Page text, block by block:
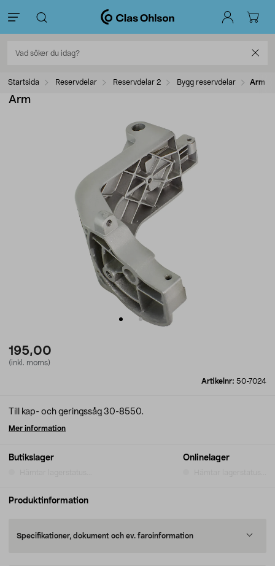
Startsida Reservdelar Reservdelar 2 Bygg reservdelar Arm
Arm
195,00
(inkl. moms)
Artikelnr: 50-7024
Butikslager Onlinelager
Till kap- och geringssåg 30-8550.
Mer information
Produktinformation
Specifikationer, dokument och ev. faroinformation